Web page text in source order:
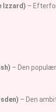
Izzard) –
– Den
– Den